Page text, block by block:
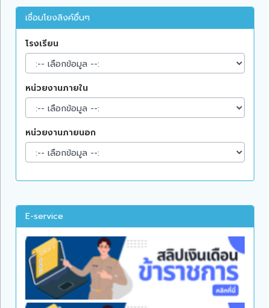
เชื่อมโยงลิงค์อื่นๆ
โรงเรียน
หน่วยงานภายใน
หน่วยงานภายนอก
E-service